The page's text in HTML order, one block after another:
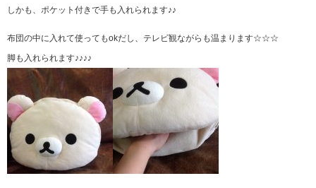
しかも、ポケット付きで手も入れられます♪♪
布団の中に入れて使ってもokだし、テレビ観ながらも温まります☆☆☆
脚も入れられます♪♪♪♪